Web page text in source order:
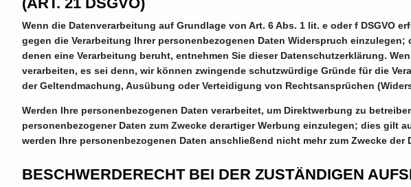
Wenn die Datenverarbeitung auf Grundlage von Art. 6 Abs. 1 lit. e oder f DSGVO
gegen die Verarbeitung Ihrer personenbezogenen Daten Widerspruch
denen eine Verarbeitung beruht, entnehmen Sie dieser Datenschutzerklärung.
verarbeiten, es sei denn, wir können zwingende schutzwürdige Gründe für die
der Geltendmachung, Ausübung oder Verteidigung von Rechtsansprüchen
Werden Ihre personenbezogenen Daten verarbeitet, um Direktwerbung zu
personenbezogener Daten zum Zwecke derartiger Werbung einzulegen; dies
werden Ihre personenbezogenen Daten anschließend nicht mehr zum Zwecke
BESCHWERDERECHT BEI DER ZUSTÄNDIGEN